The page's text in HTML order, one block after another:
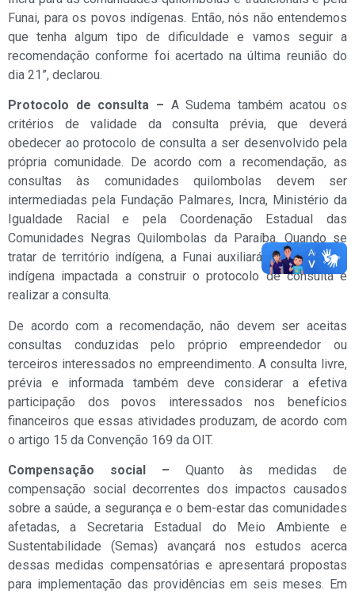
Funai, para os povos indígenas. Então, nós não entendemos
que tenha algum tipo de dificuldade e vamos seguir a
recomendação conforme foi acertado na última reunião do
dia 21”, declarou.
Protocolo de consulta – A Sudema também acatou os
critérios de validade da consulta prévia, que deverá
obedecer ao protocolo de consulta a ser desenvolvido pela
própria comunidade. De acordo com a recomendação, as
consultas às comunidades quilombolas devem ser
intermediadas pela Fundação Palmares, Incra, Ministério da
Igualdade Racial e pela Coordenação Estadual das
Comunidades Negras Quilombolas da Paraíba. Quando se
tratar de território indígena, a Funai auxiliará a comunidade
indígena impactada a construir o protocolo de consulta e
realizar a consulta.
De acordo com a recomendação, não devem ser aceitas
consultas conduzidas pelo próprio empreendedor ou
terceiros interessados no empreendimento. A consulta livre,
prévia e informada também deve considerar a efetiva
participação dos povos interessados nos benefícios
financeiros que essas atividades produzam, de acordo com
o artigo 15 da Convenção 169 da OIT.
Compensação social – Quanto às medidas de
compensação social decorrentes dos impactos causados
sobre a saúde, a segurança e o bem-estar das comunidades
afetadas, a Secretaria Estadual do Meio Ambiente e
Sustentabilidade (Semas) avançará nos estudos acerca
dessas medidas compensatórias e apresentará propostas
para implementação das providências em seis meses. Em